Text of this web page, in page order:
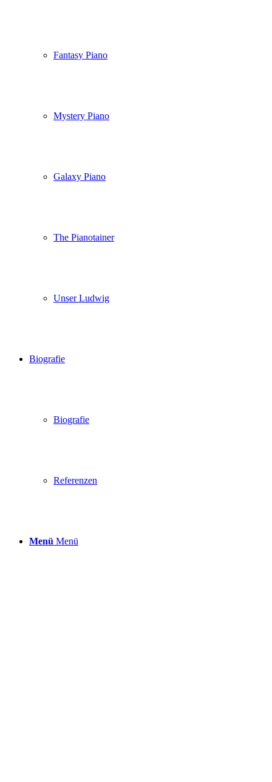
Fantasy Piano
Mystery Piano
Galaxy Piano
The Pianotainer
Unser Ludwig
Biografie
Biografie
Referenzen
Menü Menü